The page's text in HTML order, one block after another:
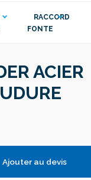
RACCORD
FONTE
ACIER
Ajouter au devis